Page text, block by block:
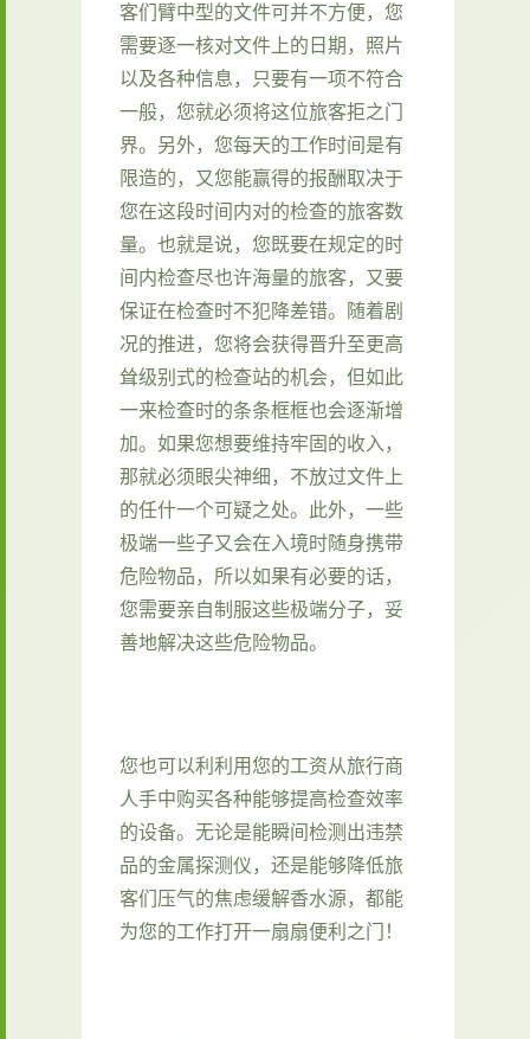
客们臂中型的文件可并不方便，您
需要逐一核对文件上的日期，照片
以及各种信息，只要有一项不符合
一般，您就必须将这位旅客拒之门
界。另外，您每天的工作时间是有
限造的，又您能赢得的报酬取决于
您在这段时间内对的检查的旅客数
量。也就是说，您既要在规定的时
间内检查尽也许海量的旅客，又要
保证在检查时不犯降差错。随着剧
况的推进，您将会获得晋升至更高
耸级别式的检查站的机会，但如此
一来检查时的条条框框也会逐渐增
加。如果您想要维持牢固的收入，
那就必须眼尖神细，不放过文件上
的任什一个可疑之处。此外，一些
极端一些子又会在入境时随身携带
危险物品，所以如果有必要的话，
您需要亲自制服这些极端分子，妥
善地解决这些危险物品。
您也可以利利用您的工资从旅行商
人手中购买各种能够提高检查效率
的设备。无论是能瞬间检测出违禁
品的金属探测仪，还是能够降低旅
客们压气的焦虑缓解香水源，都能
为您的工作打开一扇扇便利之门！